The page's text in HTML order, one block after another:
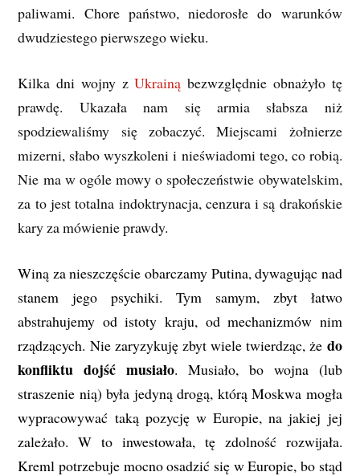
paliwami. Chore państwo, niedorosłe do warunków
dwudziestego pierwszego wieku.
Kilka dni wojny zUkrainą bezwzględnie obnażyło tę
prawdę. Ukazała nam się armia słabsza niż
spodziewaliśmy się zobaczyć. Miejscami żołnierze
mizerni, słabo wyszkoleni i nieświadomi tego, co robią.
Nie ma w ogóle mowy o społeczeństwie obywatelskim,
za to jest totalna indoktrynacja, cenzura i są drakońskie
kary za mówienie prawdy.
Winą za nieszczęście obarczamy Putina, dywagując nad
stanem jego psychiki. Tym samym, zbyt łatwo
abstrahujemy od istoty kraju, od mechanizmów nim
rządzących. Nie zaryzykuję zbyt wiele twierdząc, że do
konfliktu dojść musiało. Musiało, bo wojna (lub
straszenie nią) była jedyną drogą, którą Moskwa mogła
wypracowywać taką pozycję w Europie, na jakiej jej
zależało. W to inwestowała, tę zdolność rozwijała.
Kreml potrzebuje mocno osadzić się w Europie, bo stąd